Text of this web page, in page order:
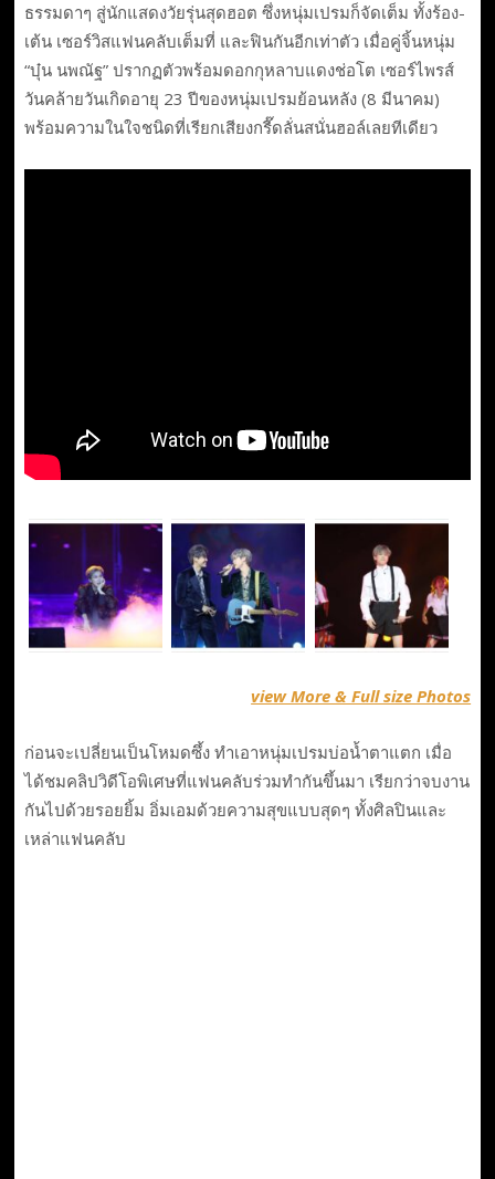
ธรรมดาๆ สู่นักแสดงวัยรุ่นสุดฮอต ซึ่งหนุ่มเปรมก็จัดเต็ม ทั้งร้อง-
เต้น เซอร์วิสแฟนคลับเต็มที่ และฟินกันอีกเท่าตัว เมื่อคู่จิ้นหนุ่ม
“บุ๋น นพณัฐ” ปรากฏตัวพร้อมดอกกุหลาบแดงช่อโต เซอร์ไพรส์
วันคล้ายวันเกิดอายุ 23 ปีของหนุ่มเปรมย้อนหลัง (8 มีนาคม)
พร้อมความในใจชนิดที่เรียกเสียงกรี๊ดลั่นสนั่นฮอล์เลยทีเดียว
view More & Full size Photos
ก่อนจะเปลี่ยนเป็นโหมดซึ้ง ทำเอาหนุ่มเปรมบ่อน้ำตาแตก เมื่อ
ได้ชมคลิปวิดีโอพิเศษที่แฟนคลับร่วมทำกันขึ้นมา เรียกว่าจบงาน
กันไปด้วยรอยยิ้ม อิ่มเอมด้วยความสุขแบบสุดๆ ทั้งศิลปินและ
เหล่าแฟนคลับ